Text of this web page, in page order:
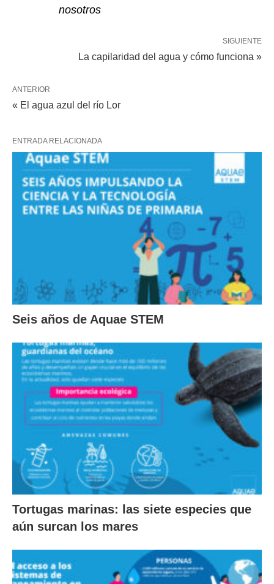
nosotros
SIGUIENTE
La capilaridad del agua y cómo funciona »
ANTERIOR
« El agua azul del río Lor
ENTRADA RELACIONADA
Seis años de Aquae STEM
Tortugas marinas: las siete especies que
aún surcan los mares